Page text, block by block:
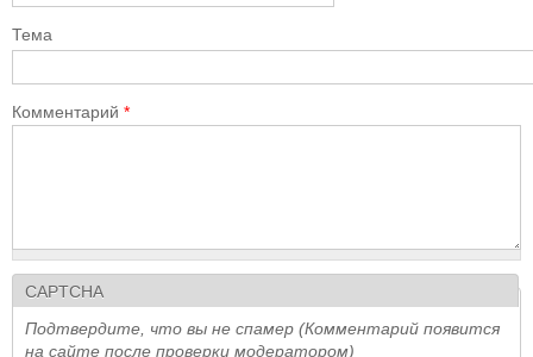
Тема
Комментарий *
CAPTCHA
Подтвердите, что вы не спамер (Комментарий появится
на сайте после проверки модератором)